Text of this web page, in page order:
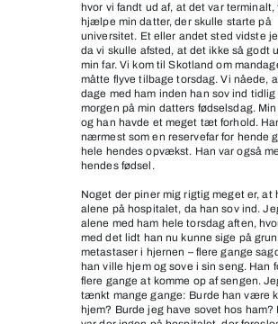
hvor vi fandt ud af, at det var terminalt,
hjælpe min datter, der skulle starte på
universitet. Et eller andet sted vidste
da vi skulle afsted, at det ikke så godt
min far. Vi kom til Skotland om
måtte flyve tilbage torsdag. Vi nåede,
dage med ham inden han sov ind
morgen på min datters fødselsdag.
og han havde et meget tæt forhold.
nærmest som en reservefar for hende
hele hendes opvækst. Han var også
hendes fødsel.
Noget der piner mig rigtig meget er, at
alene på hospitalet, da han sov ind.
alene med ham hele torsdag aften,
med det lidt han nu kunne sige på
metastaser i hjernen – flere gange
han ville hjem og sove i sin seng. Han
flere gange at komme op af sengen.
tænkt mange gange: Burde han være
hjem? Burde jeg have sovet hos ham?